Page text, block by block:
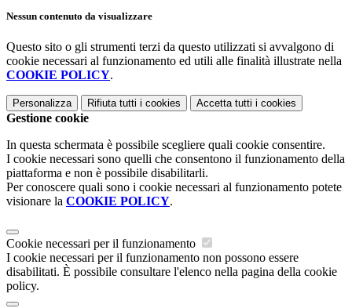
Nessun contenuto da visualizzare
Questo sito o gli strumenti terzi da questo utilizzati si avvalgono di
cookie necessari al funzionamento ed utili alle finalità illustrate nella
COOKIE POLICY.
Personalizza Rifiuta tutti i cookies Accetta tutti i cookies
Gestione cookie
In questa schermata è possibile scegliere quali cookie consentire.
I cookie necessari sono quelli che consentono il funzionamento della
piattaforma e non è possibile disabilitarli.
Per conoscere quali sono i cookie necessari al funzionamento potete
visionare la COOKIE POLICY.
Cookie necessari per il funzionamento
I cookie necessari per il funzionamento non possono essere
disabilitati. È possibile consultare l'elenco nella pagina della cookie
policy.